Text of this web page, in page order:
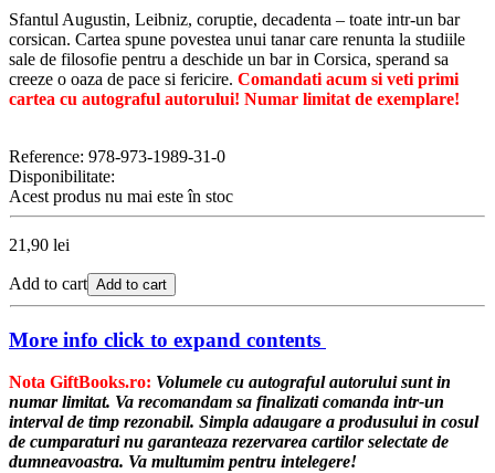
Sfantul Augustin, Leibniz, coruptie, decadenta – toate intr-un bar
corsican. Cartea spune povestea unui tanar care renunta la studiile
sale de filosofie pentru a deschide un bar in Corsica, sperand sa
creeze o oaza de pace si fericire. Comandati acum si veti primi
cartea cu autograful autorului! Numar limitat de exemplare!
Reference: 978-973-1989-31-0
Disponibilitate:
Acest produs nu mai este în stoc
21,90 lei
Add to cart Add to cart
More info click to expand contents
Nota GiftBooks.ro: Volumele cu autograful autorului sunt in
numar limitat. Va recomandam sa finalizati comanda intr-un
interval de timp rezonabil. Simpla adaugare a produsului in cosul
de cumparaturi nu garanteaza rezervarea cartilor selectate de
dumneavoastra. Va multumim pentru intelegere!